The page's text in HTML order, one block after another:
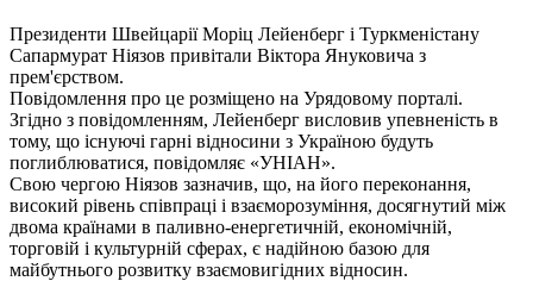
Президенти Швейцарії Моріц Лейенберг і Туркменістану
Сапармурат Ніязов привітали Віктора Януковича з
прем'єрством.
Повідомлення про це розміщено на Урядовому порталі.
Згідно з повідомленням, Лейенберг висловив упевненість в
тому, що існуючі гарні відносини з Україною будуть
поглиблюватися, повідомляє «УНІАН».
Свою чергою Ніязов зазначив, що, на його переконання,
високий рівень співпраці і взаєморозуміння, досягнутий між
двома країнами в паливно-енергетичній, економічній,
торговій і культурній сферах, є надійною базою для
майбутнього розвитку взаємовигідних відносин.